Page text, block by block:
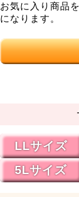
お気に入り商品
になります。
LLサイズ
5Lサイズ